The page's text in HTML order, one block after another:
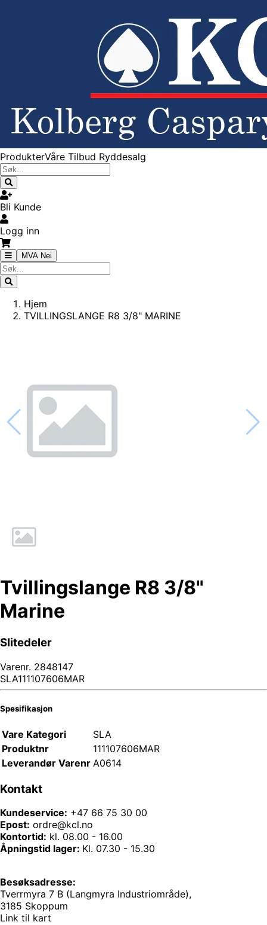
ProdukterVåre Tilbud Ryddesalg
Bli Kunde
Logg inn
MVA Nei
Hjem
TVILLINGSLANGE R8 3/8" MARINE
Tvillingslange R8 3/8"
Marine
Slitedeler
Varenr. 2848147
SLA111107606MAR
Spesifikasjon
Vare Kategori
SLA
Produktnr
111107606MAR
Leverandør Varenr A0614
Kontakt
Kundeservice: +47 66 75 30 00
Epost: ordre@kcl.no
Kontortid: kl. 08.00 - 16.00
Åpningstid lager: Kl. 07.30 - 15.30
Besøksadresse:
Tverrmyra 7 B (Langmyra Industriområde),
3185 Skoppum
Link til kart